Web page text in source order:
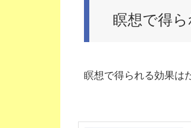
瞑想で得
瞑想で得られる効果は